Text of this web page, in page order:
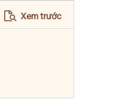
Xem trước